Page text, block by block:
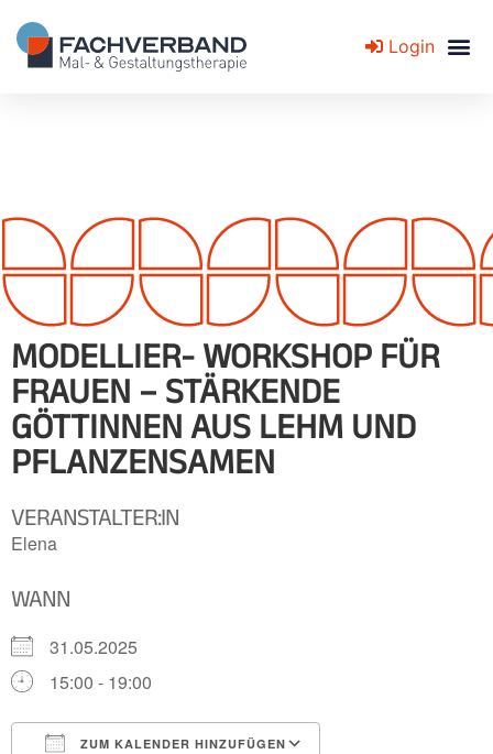
Login
MODELLIER- WORKSHOP FÜR
FRAUEN – STÄRKENDE
GÖTTINNEN AUS LEHM UND
PFLANZENSAMEN
VERANSTALTER:IN
Elena
WANN
31.05.2025
15:00 - 19:00
ZUM KALENDER HINZUFÜGEN